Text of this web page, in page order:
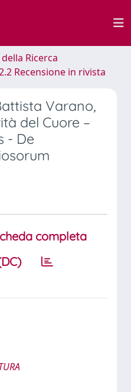
Ricerca
Recensione in rivista
Varano,
del Cuore –
- De
completa